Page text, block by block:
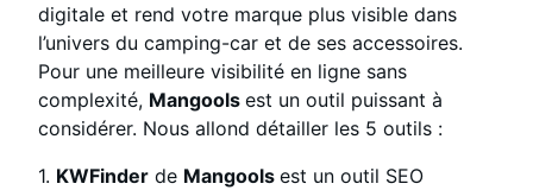
digitale et rend votre marque plus visible dans
l’univers du camping-car et de ses accessoires.
Pour une meilleure visibilité en ligne sans
complexité, Mangools est un outil puissant à
considérer. Nous allond détailler les 5 outils :
1. KWFinder de Mangools est un outil SEO